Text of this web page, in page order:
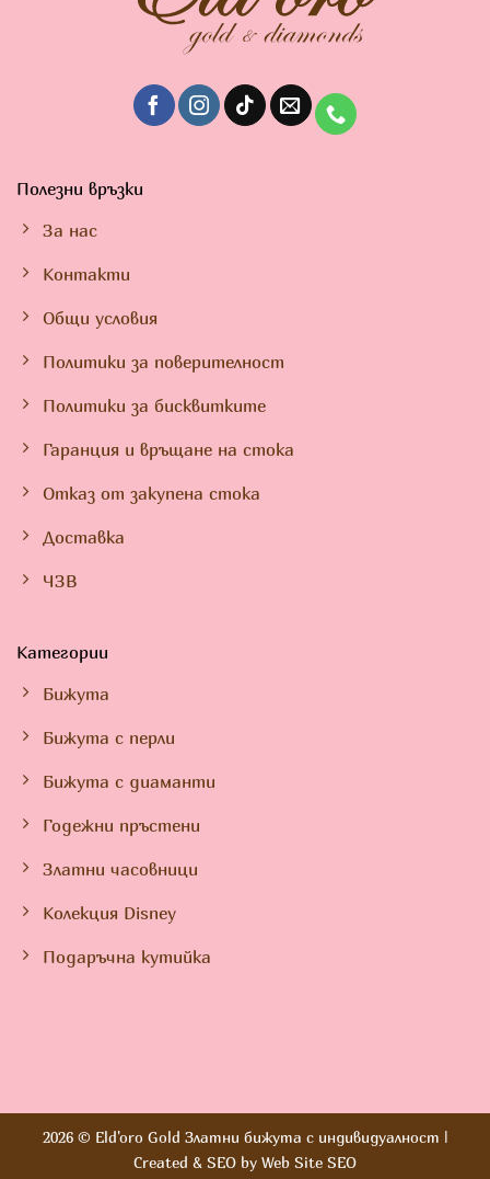
Полезни връзки
За нас
Контакти
Общи условия
Политики за поверителност
Политики за бисквитките
Гаранция и връщане на стока
Отказ от закупена стока
Доставка
ЧЗВ
Категории
Бижута
Бижута с перли
Бижута с диаманти
Годежни пръстени
Златни часовници
Колекция Disney
Подаръчна кутийка
2026 © Eld'oro Gold Златни бижута с индивидуалност |
Created & SEO by Web Site SEO